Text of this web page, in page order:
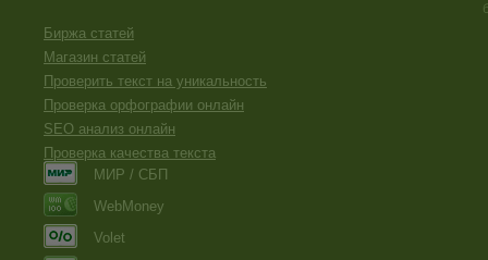
Биржа статей
Магазин статей
Проверить текст на уникальность
Проверка орфографии онлайн
SEO анализ онлайн
Проверка качества текста
МИР / СБП
WebMoney
Volet